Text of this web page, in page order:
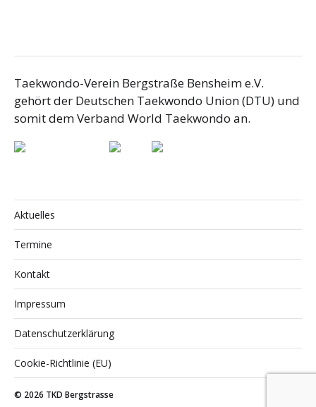
Taekwondo-Verein Bergstraße Bensheim e.V.
gehört der Deutschen Taekwondo Union (DTU) und
somit dem Verband World Taekwondo an.
Aktuelles
Termine
Kontakt
Impressum
Datenschutzerklärung
Cookie-Richtlinie (EU)
© 2026 TKD Bergstrasse